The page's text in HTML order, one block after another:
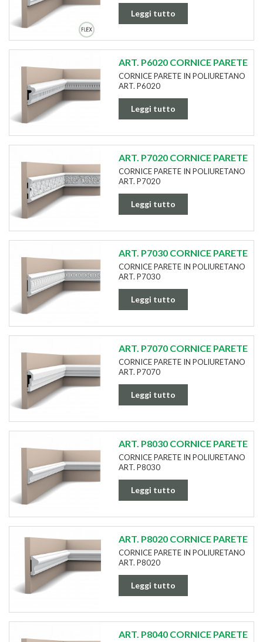
Leggi tutto
ART. P6020 CORNICE PARETE
CORNICE PARETE IN POLIURETANO
ART. P6020
Leggi tutto
ART. P7020 CORNICE PARETE
CORNICE PARETE IN POLIURETANO
ART. P7020
Leggi tutto
ART. P7030 CORNICE PARETE
CORNICE PARETE IN POLIURETANO
ART. P7030
Leggi tutto
ART. P7070 CORNICE PARETE
CORNICE PARETE IN POLIURETANO
ART. P7070
Leggi tutto
ART. P8030 CORNICE PARETE
CORNICE PARETE IN POLIURETANO
ART. P8030
Leggi tutto
ART. P8020 CORNICE PARETE
CORNICE PARETE IN POLIURETANO
ART. P8020
Leggi tutto
ART. P8040 CORNICE PARETE